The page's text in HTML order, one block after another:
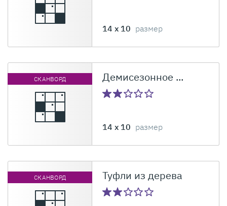
14 x 10 размер
СКАНВОРД Демисезонное ...
14 x 10 размер
СКАНВОРД Туфли из дерева